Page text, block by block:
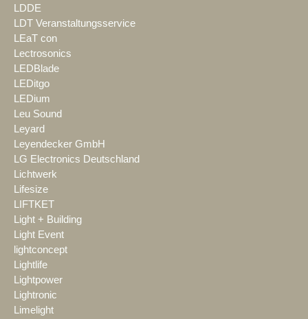
LDDE
LDT Veranstaltungsservice
LEaT con
Lectrosonics
LEDBlade
LEDitgo
LEDium
Leu Sound
Leyard
Leyendecker GmbH
LG Electronics Deutschland
Lichtwerk
Lifesize
LIFTKET
Light + Building
Light Event
lightconcept
Lightlife
Lightpower
Lightronic
Limelight